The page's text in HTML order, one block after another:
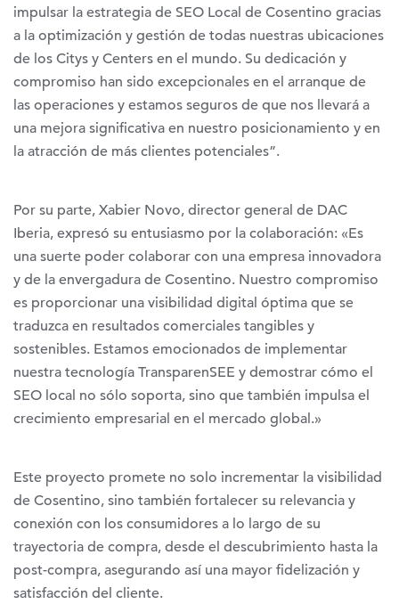
impulsar la estrategia de SEO Local de Cosentino gracias
a la optimización y gestión de todas nuestras ubicaciones
de los Citys y Centers en el mundo. Su dedicación y
compromiso han sido excepcionales en el arranque de
las operaciones y estamos seguros de que nos llevará a
una mejora significativa en nuestro posicionamiento y en
la atracción de más clientes potenciales”.
Por su parte, Xabier Novo, director general de DAC
Iberia, expresó su entusiasmo por la colaboración: «Es
una suerte poder colaborar con una empresa innovadora
y de la envergadura de Cosentino. Nuestro compromiso
es proporcionar una visibilidad digital óptima que se
traduzca en resultados comerciales tangibles y
sostenibles. Estamos emocionados de implementar
nuestra tecnología TransparenSEE y demostrar cómo el
SEO local no sólo soporta, sino que también impulsa el
crecimiento empresarial en el mercado global.»
Este proyecto promete no solo incrementar la visibilidad
de Cosentino, sino también fortalecer su relevancia y
conexión con los consumidores a lo largo de su
trayectoria de compra, desde el descubrimiento hasta la
post-compra, asegurando así una mayor fidelización y
satisfacción del cliente.